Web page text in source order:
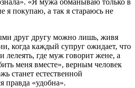
«Я мужа обманываю только в
я покупаю, а так я стараюсь не
друг другу можно лишь, живя
когда каждый супруг ожидает, что
лелеять, где муж говорит жене, а
меня вместе», верным человек
станет естественной
правда «удобна».